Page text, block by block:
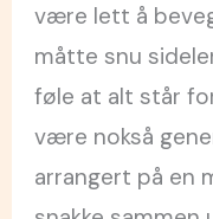
være lett å
måtte snu
føle at alt står
være nokså
arrangert på en